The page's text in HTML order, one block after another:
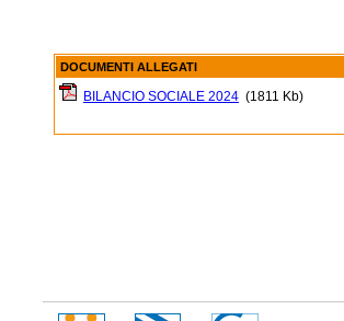
DOCUMENTI ALLEGATI
BILANCIO SOCIALE 2024 (1811 Kb)